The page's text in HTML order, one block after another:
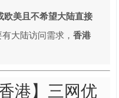
欧美且不希望大陆直接
有大陆访问需求，香港
港】三网优